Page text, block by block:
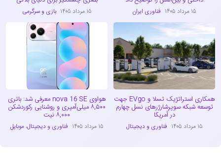
۱۵ مرداد ۱۴۰۵ فناوری ایران ۱۵ مرداد ۱۴۰۵ بازی و سرگرمی
همکاری استراتژیک تسلا و EVgo جهت
توسعه شبکه سوپرشارژرهای نسل چهارم
در آمریکا
۱۵ مرداد ۱۴۰۵ فناوری و دیجیتال
هواوی nova 16 SE معرفی شد: باتری
۸,۵۰۰ میلی‌آمپری و روشنایی رکوردشکن
۸,۰۰۰ نیت
۱۵ مرداد ۱۴۰۵ فناوری و دیجیتال،موبایل